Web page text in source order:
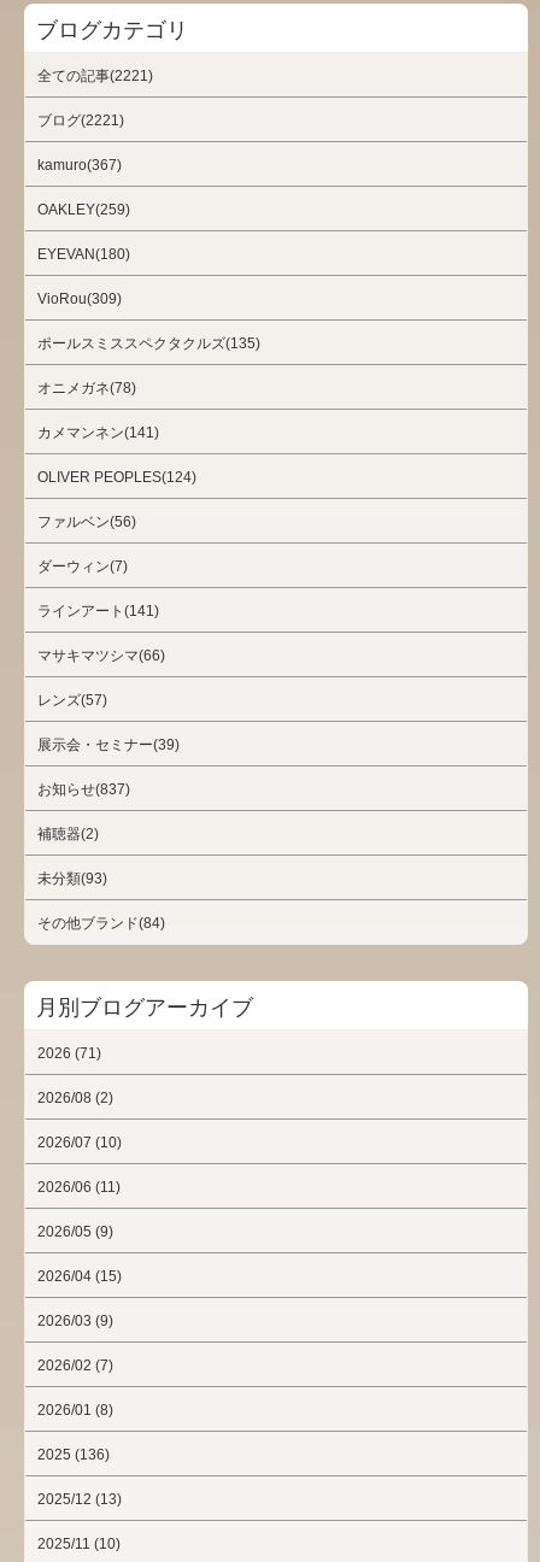
ブログカテゴリ
全ての記事(2221)
ブログ(2221)
kamuro(367)
OAKLEY(259)
EYEVAN(180)
VioRou(309)
ポールスミススペクタクルズ(135)
オニメガネ(78)
カメマンネン(141)
OLIVER PEOPLES(124)
ファルベン(56)
ダーウィン(7)
ラインアート(141)
マサキマツシマ(66)
レンズ(57)
展示会・セミナー(39)
お知らせ(837)
補聴器(2)
未分類(93)
その他ブランド(84)
月別ブログアーカイブ
2026 (71)
2026/08 (2)
2026/07 (10)
2026/06 (11)
2026/05 (9)
2026/04 (15)
2026/03 (9)
2026/02 (7)
2026/01 (8)
2025 (136)
2025/12 (13)
2025/11 (10)